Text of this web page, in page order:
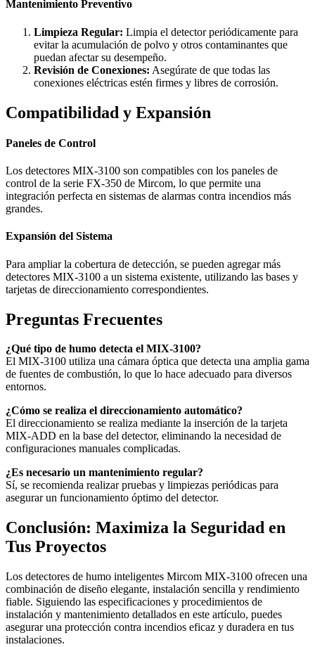
Mantenimiento Preventivo
Limpieza Regular: Limpia el detector periódicamente para
evitar la acumulación de polvo y otros contaminantes que
puedan afectar su desempeño.
Revisión de Conexiones: Asegúrate de que todas las
conexiones eléctricas estén firmes y libres de corrosión.
Compatibilidad y Expansión
Paneles de Control
Los detectores MIX-3100 son compatibles con los paneles de
control de la serie FX-350 de Mircom, lo que permite una
integración perfecta en sistemas de alarmas contra incendios más
grandes.
Expansión del Sistema
Para ampliar la cobertura de detección, se pueden agregar más
detectores MIX-3100 a un sistema existente, utilizando las bases y
tarjetas de direccionamiento correspondientes.
Preguntas Frecuentes
¿Qué tipo de humo detecta el MIX-3100?
El MIX-3100 utiliza una cámara óptica que detecta una amplia gama
de fuentes de combustión, lo que lo hace adecuado para diversos
entornos.
¿Cómo se realiza el direccionamiento automático?
El direccionamiento se realiza mediante la inserción de la tarjeta
MIX-ADD en la base del detector, eliminando la necesidad de
configuraciones manuales complicadas.
¿Es necesario un mantenimiento regular?
Sí, se recomienda realizar pruebas y limpiezas periódicas para
asegurar un funcionamiento óptimo del detector.
Conclusión: Maximiza la Seguridad en
Tus Proyectos
Los detectores de humo inteligentes Mircom MIX-3100 ofrecen una
combinación de diseño elegante, instalación sencilla y rendimiento
fiable. Siguiendo las especificaciones y procedimientos de
instalación y mantenimiento detallados en este artículo, puedes
asegurar una protección contra incendios eficaz y duradera en tus
instalaciones.